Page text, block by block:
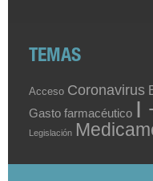
TEMAS
Acceso Coronavirus
Gasto farmacéutico I
Legislación